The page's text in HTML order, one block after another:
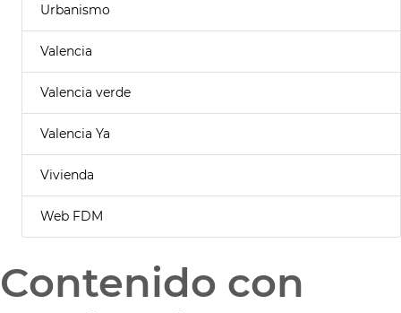
Urbanismo
Valencia
Valencia verde
Valencia Ya
Vivienda
Web FDM
Contenido con